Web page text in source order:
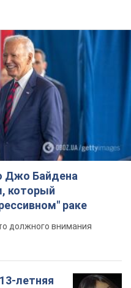
Джо Байдена
который
раке
должного внимания
летняя